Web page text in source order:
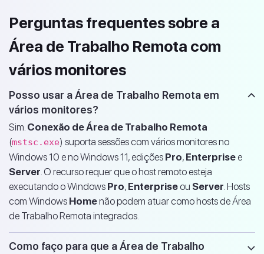
Perguntas frequentes sobre a
Área de Trabalho Remota com
vários monitores
Posso usar a Área de Trabalho Remota em
vários monitores?
Sim. Conexão de Área de Trabalho Remota
(mstsc.exe) suporta sessões com vários monitores no
Windows 10 e no Windows 11, edições Pro, Enterprise e
Server. O recurso requer que o host remoto esteja
executando o Windows Pro, Enterpriseou Server. Hosts
com Windows Homenão podem atuar como hosts de Área
de Trabalho Remota integrados.
Como faço para que a Área de Trabalho